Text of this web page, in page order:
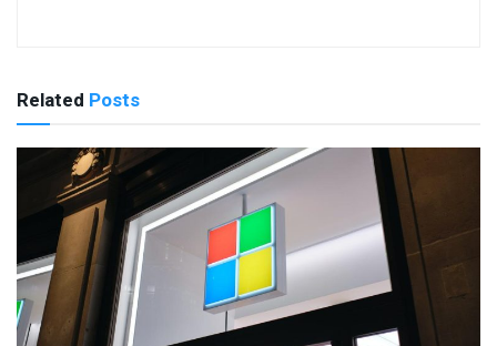
Related Posts